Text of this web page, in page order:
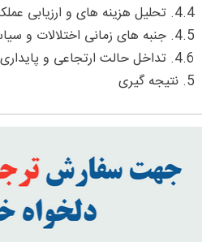
5. نتیجه گیری